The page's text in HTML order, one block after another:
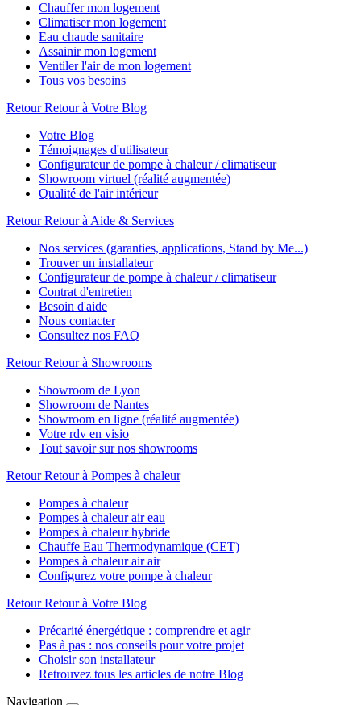
Chauffer mon logement
Climatiser mon logement
Eau chaude sanitaire
Assainir mon logement
Ventiler l'air de mon logement
Tous vos besoins
Retour Retour à Votre Blog
Votre Blog
Témoignages d'utilisateur
Configurateur de pompe à chaleur / climatiseur
Showroom virtuel (réalité augmentée)
Qualité de l'air intérieur
Retour Retour à Aide & Services
Nos services (garanties, applications, Stand by Me...)
Trouver un installateur
Configurateur de pompe à chaleur / climatiseur
Contrat d'entretien
Besoin d'aide
Nous contacter
Consultez nos FAQ
Retour Retour à Showrooms
Showroom de Lyon
Showroom de Nantes
Showroom en ligne (réalité augmentée)
Votre rdv en visio
Tout savoir sur nos showrooms
Retour Retour à Pompes à chaleur
Pompes à chaleur
Pompes à chaleur air eau
Pompes à chaleur hybride
Chauffe Eau Thermodynamique (CET)
Pompes à chaleur air air
Configurez votre pompe à chaleur
Retour Retour à Votre Blog
Précarité énergétique : comprendre et agir
Pas à pas : nos conseils pour votre projet
Choisir son installateur
Retrouvez tous les articles de notre Blog
Navigation